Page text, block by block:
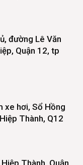
đường Lê Văn
Quận 12, tp
xe hơi, Sổ Hồng
Thành, Q12
Thành, Quận